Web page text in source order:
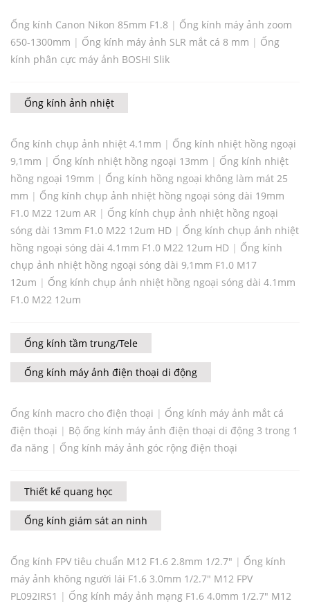
Ống kính Canon Nikon 85mm F1.8 | Ống kính máy ảnh zoom
650-1300mm | Ống kính máy ảnh SLR mắt cá 8 mm | Ống
kính phân cực máy ảnh BOSHI Slik
Ống kính ảnh nhiệt
Ống kính chụp ảnh nhiệt 4.1mm | Ống kính nhiệt hồng ngoại
9,1mm | Ống kính nhiệt hồng ngoại 13mm | Ống kính nhiệt
hồng ngoại 19mm | Ống kính hồng ngoại không làm mát 25
mm | Ống kính chụp ảnh nhiệt hồng ngoại sóng dài 19mm
F1.0 M22 12um AR | Ống kính chụp ảnh nhiệt hồng ngoại
sóng dài 13mm F1.0 M22 12um HD | Ống kính chụp ảnh nhiệt
hồng ngoại sóng dài 4.1mm F1.0 M22 12um HD | Ống kính
chụp ảnh nhiệt hồng ngoại sóng dài 9,1mm F1.0 M17
12um | Ống kính chụp ảnh nhiệt hồng ngoại sóng dài 4.1mm
F1.0 M22 12um
Ống kính tầm trung/Tele
Ống kính máy ảnh điện thoại di động
Ống kính macro cho điện thoại | Ống kính máy ảnh mắt cá
điện thoại | Bộ ống kính máy ảnh điện thoại di động 3 trong 1
đa năng | Ống kính máy ảnh góc rộng điện thoại
Thiết kế quang học
Ống kính giám sát an ninh
Ống kính FPV tiêu chuẩn M12 F1.6 2.8mm 1/2.7" | Ống kính
máy ảnh không người lái F1.6 3.0mm 1/2.7" M12 FPV
PL092IRS1 | Ống kính máy ảnh mạng F1.6 4.0mm 1/2.7" M12